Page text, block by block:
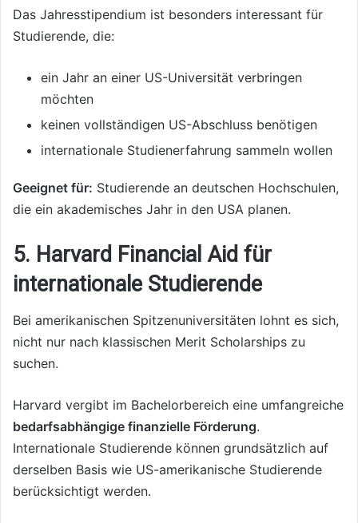
Das Jahresstipendium ist besonders interessant für
Studierende, die:
ein Jahr an einer US-Universität verbringen
möchten
keinen vollständigen US-Abschluss benötigen
internationale Studienerfahrung sammeln wollen
Geeignet für: Studierende an deutschen Hochschulen,
die ein akademisches Jahr in den USA planen.
5. Harvard Financial Aid für
internationale Studierende
Bei amerikanischen Spitzenuniversitäten lohnt es sich,
nicht nur nach klassischen Merit Scholarships zu
suchen.
Harvard vergibt im Bachelorbereich eine umfangreiche
bedarfsabhängige finanzielle Förderung.
Internationale Studierende können grundsätzlich auf
derselben Basis wie US-amerikanische Studierende
berücksichtigt werden.